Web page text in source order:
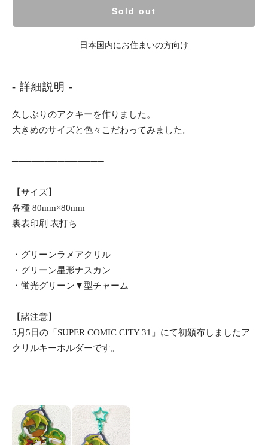
Sold out
日本国内にお住まいの方向け
- 詳細説明 -
久しぶりのアクキーを作りました。
大きめのサイズと色々こだわってみました。
──────────────
【サイズ】
各種 80mm×80mm
裏表印刷 表打ち
・グリーンラメアクリル
・グリーン星形ナスカン
・蛍光グリーン▼型チャーム
【諸注意】
5月5日の「SUPER COMIC CITY 31」にて初頒布しましたア
クリルキーホルダーです。